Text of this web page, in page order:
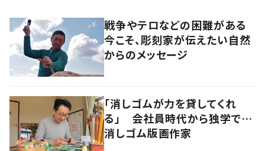
戦争やテロなどの困難がある
今こそ、彫刻家が伝えたい自然
からのメッセージ
「消しゴムが力を貸してくれ
る」 会社員時代から独学で…
消しゴム版画作家